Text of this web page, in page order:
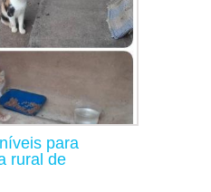
para
rural de